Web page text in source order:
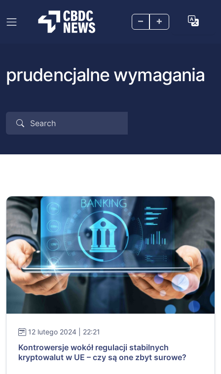
– +
prudencjalne wymagania
12 lutego 2024 | 22:21
Kontrowersje wokół regulacji stabilnych
kryptowalut w UE – czy są one zbyt surowe?